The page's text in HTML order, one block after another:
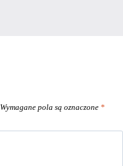
Wymagane pola są oznaczone *